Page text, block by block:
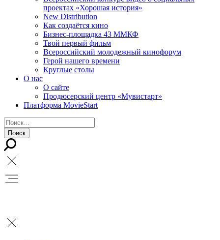
проектах «Хорошая история»
New Distribution
Как создаётся кино
Бизнес-площадка 43 ММКФ
Твой первый фильм
Всероссийский молодежный кинофорум
Герой нашего времени
Круглые столы
О нас
О сайте
Продюсерский центр «Мувистарт»
Платформа MovieStart